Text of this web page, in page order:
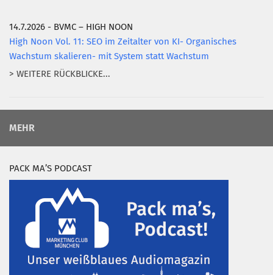
14.7.2026 - BVMC – HIGH NOON
High Noon Vol. 11: SEO im Zeitalter von KI- Organisches
Wachstum skalieren- mit System statt Wachstum
> WEITERE RÜCKBLICKE...
MEHR
PACK MA’S PODCAST